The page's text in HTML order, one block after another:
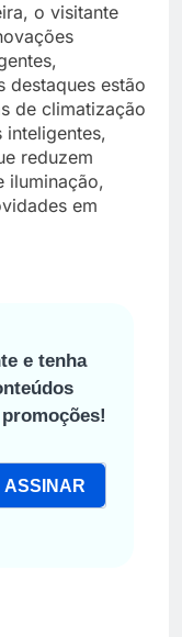
o visitante
destaques estão
de climatização
inteligentes,
reduzem
iluminação,
em
e tenha
ASSINAR